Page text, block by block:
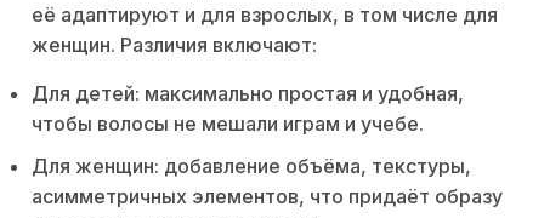
её адаптируют и для взрослых, в том числе для
женщин. Различия включают:
Для детей: максимально простая и удобная,
чтобы волосы не мешали играм и учебе.
Для женщин: добавление объёма, текстуры,
асимметричных элементов, что придаёт образу